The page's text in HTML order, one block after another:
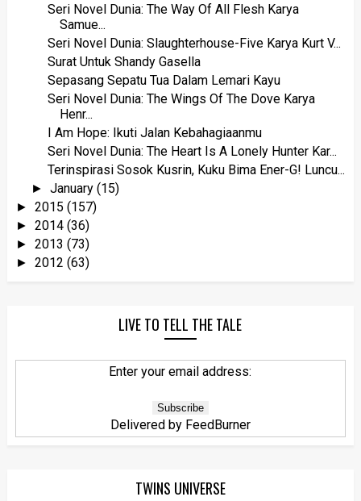
Seri Novel Dunia: The Way Of All Flesh Karya
Samue...
Seri Novel Dunia: Slaughterhouse-Five Karya Kurt V...
Surat Untuk Shandy Gasella
Sepasang Sepatu Tua Dalam Lemari Kayu
Seri Novel Dunia: The Wings Of The Dove Karya
Henr...
I Am Hope: Ikuti Jalan Kebahagiaanmu
Seri Novel Dunia: The Heart Is A Lonely Hunter Kar...
Terinspirasi Sosok Kusrin, Kuku Bima Ener-G! Luncu...
►January(15)
► 2015 (157)
► 2014 (36)
► 2013 (73)
► 2012 (63)
LIVE TO TELL THE TALE
Enter your email address:
Delivered by FeedBurner
TWINS UNIVERSE